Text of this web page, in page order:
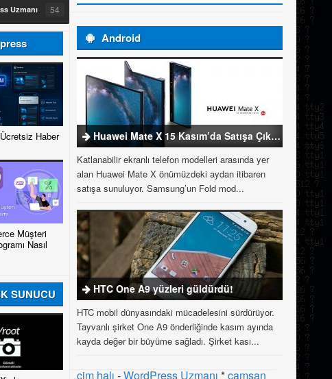
Uzmanı 54
Haber
Müşteri
Nasıl
SUNUCU
Android
Huawei Mate X 15 Kasım’da Satışa Çıkıyor
Katlanabilir ekranlı telefon modelleri arasında yer
alan Huawei Mate X önümüzdeki aydan itibaren
satışa sunuluyor. Samsung’un Fold mod...
HTC One A9 yüzleri güldürdü!
HTC mobil dünyasındaki mücadelesini sürdürüyor.
Tayvanlı şirket One A9 önderliğinde kasım ayında
kayda değer bir büyüme sağladı. Şirket kası...
çim halı -WordPress Uzmanı *çamsan